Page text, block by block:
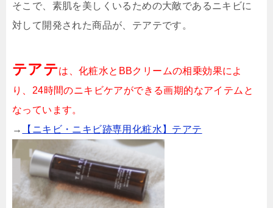
そこで、素肌を美しくいるための大敵であるニキビに
対して開発された商品が、テアテです。
テアテは、化粧水とBBクリームの相乗効果によ
り、24時間のニキビケアができる画期的なアイテムと
なっています。
→
【ニキビ・ニキビ跡専用化粧水】テアテ